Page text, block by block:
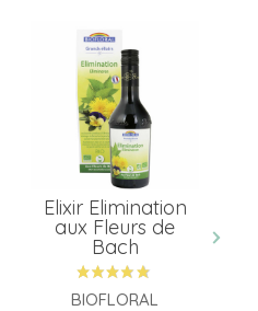
Elixir Elimination
aux Fleurs de
Bach
BIOFLORAL